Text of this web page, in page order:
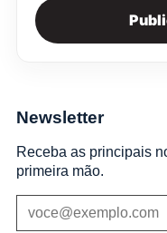
Newsletter
Receba as principais
primeira mão.